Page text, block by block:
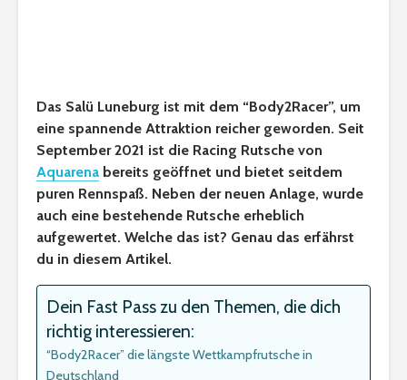
Das Salü Luneburg ist mit dem “Body2Racer”, um
eine spannende Attraktion reicher geworden. Seit
September 2021 ist die Racing Rutsche von
Aquarena bereits geöffnet und bietet seitdem
puren Rennspaß. Neben der neuen Anlage, wurde
auch eine bestehende Rutsche erheblich
aufgewertet. Welche das ist? Genau das erfährst
du in diesem Artikel.
Dein Fast Pass zu den Themen, die dich
richtig interessieren:
“Body2Racer” die längste Wettkampfrutsche in
Deutschland